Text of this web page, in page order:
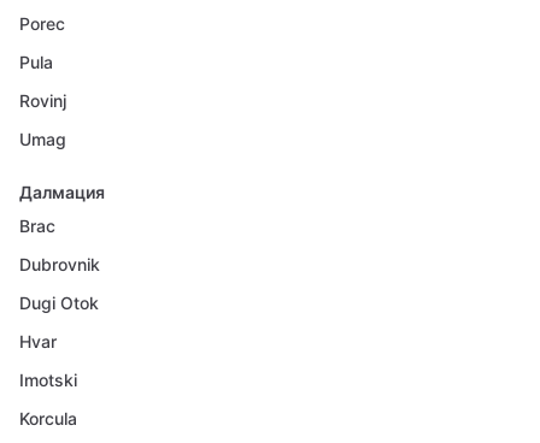
Porec
Pula
Rovinj
Umag
Далмация
Brac
Dubrovnik
Dugi Otok
Hvar
Imotski
Korcula